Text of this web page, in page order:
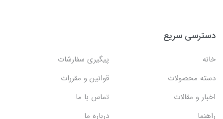
دسترسی سریع
خانه
پیگیری سفارشات
دسته محصولات
قوانین و مقررات
اخبار و مقالات
تماس با ما
راهنما
درباره ما